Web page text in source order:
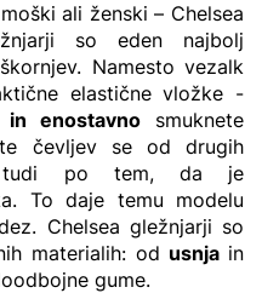
ali ženski – Chelsea
so eden najbolj
Namesto vezalk
elastične vložke -
in enostavno smuknete
čevljev se od drugih
tudi po tem, da je
To daje temu modelu
Chelsea gležnjarji so
materialih: od usnja in
gume.